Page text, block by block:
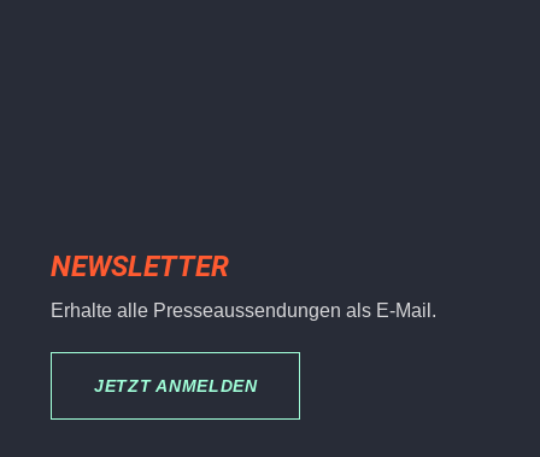
NEWSLETTER
Erhalte alle Presseaussendungen als E-Mail.
JETZT ANMELDEN